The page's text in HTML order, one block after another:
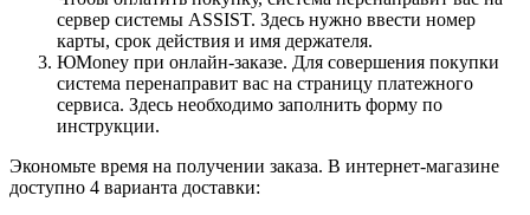
сервер системы ASSIST. Здесь нужно ввести номер
карты, срок действия и имя держателя.
ЮMoney при онлайн-заказе. Для совершения покупки
система перенаправит вас на страницу платежного
сервиса. Здесь необходимо заполнить форму по
инструкции.
Экономьте время на получении заказа. В интернет-магазине
доступно 4 варианта доставки: